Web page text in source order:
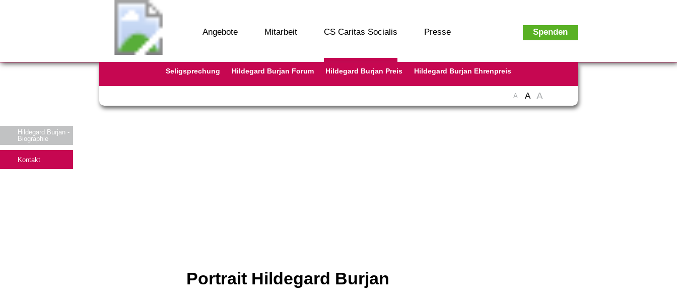
Angebote Mitarbeit CS Caritas Socialis Presse Spenden
Seligsprechung Hildegard Burjan Forum Hildegard Burjan Preis Hildegard Burjan Ehrenpreis
A A A
Portrait Hildegard Burjan
Hildegard Burjan -
Biographie
Kontakt